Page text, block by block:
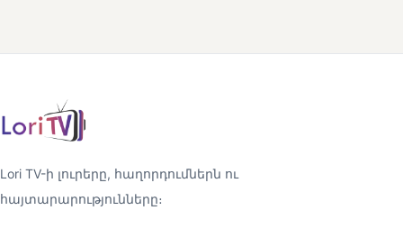
Lori TV-ի լուրերը, հաղորդումներն ու
հայտարարությունները։